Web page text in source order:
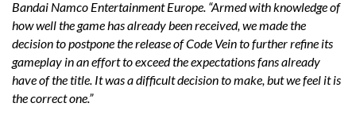
Bandai Namco Entertainment Europe. “Armed with knowledge of
how well the game has already been received, we made the
decision to postpone the release of Code Vein to further refine its
gameplay in an effort to exceed the expectations fans already
have of the title. It was a difficult decision to make, but we feel it is
the correct one.”